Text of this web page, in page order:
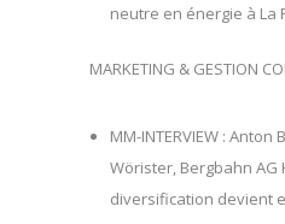
neutre en énergie à La
MARKETING & GESTION
MM-INTERVIEW :
Wörister, Bergbahn AG
diversification devient